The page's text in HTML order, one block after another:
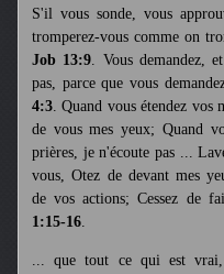
S'il vous sonde, vous
tromperez-vous comme on
Job 13:9. Vous demandez,
pas, parce que vous
4:3. Quand vous étendez vos
de vous mes yeux; Quand
prières, je n'écoute pas ...
vous, Otez de devant mes
de vos actions; Cessez de
1:15-16.
... que tout ce qui est